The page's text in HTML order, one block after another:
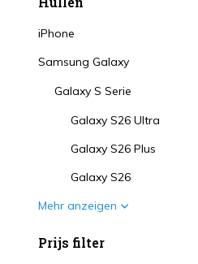
iPhone
Samsung Galaxy
Galaxy S Serie
Galaxy S26 Ultra
Galaxy S26 Plus
Galaxy S26
Mehr anzeigen
Prijs filter